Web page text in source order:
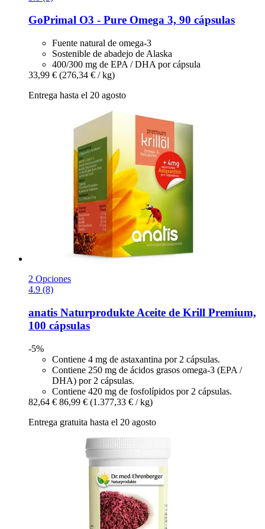
GoPrimal O3 -​ Pure Omega 3, 90 cápsulas
Fuente natural de omega-3
Sostenible de abadejo de Alaska
400/300 mg de EPA / DHA por cápsula
33,99 € (276,34 € / kg)
Entrega hasta el 20 agosto
2 Opciones
4.9 (8)
anatis Naturprodukte Aceite de Krill Premium,
100 cápsulas
-5%
Contiene 4 mg de astaxantina por 2 cápsulas.
Contiene 250 mg de ácidos grasos omega-3 (EPA /
DHA) por 2 cápsulas.
Contiene 420 mg de fosfolípidos por 2 cápsulas.
82,64 € 86,99 € (1.377,33 € / kg)
Entrega gratuita hasta el 20 agosto